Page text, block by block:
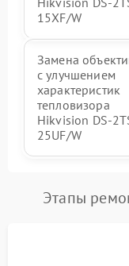
15XF/W
Замена
с улучшением
характеристик
тепловизора
Hikvision DS-
25UF/W
Этапы